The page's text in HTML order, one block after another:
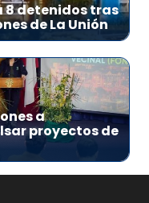
detenidos tras
de La Unión
a
proyectos de